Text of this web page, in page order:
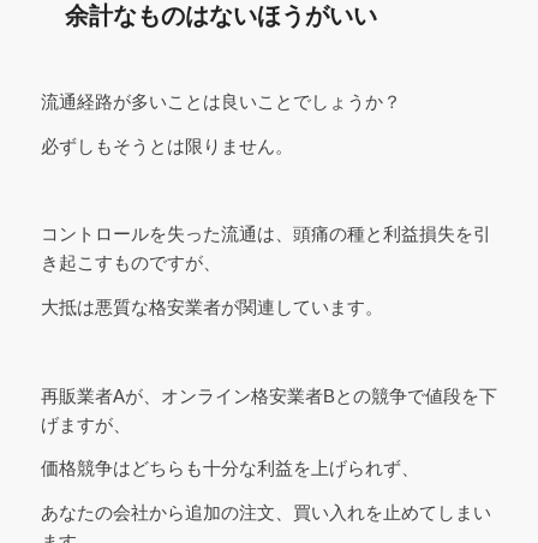
余計なものはないほうがいい
流通経路が多いことは良いことでしょうか？
必ずしもそうとは限りません。
コントロールを失った流通は、頭痛の種と利益損失を引
き起こすものですが、
大抵は悪質な格安業者が関連しています。
再販業者Aが、オンライン格安業者Bとの競争で値段を下
げますが、
価格競争はどちらも十分な利益を上げられず、
あなたの会社から追加の注文、買い入れを止めてしまい